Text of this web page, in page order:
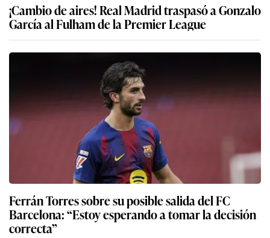
¡Cambio de aires! Real Madrid traspasó a Gonzalo
García al Fulham de la Premier League
Ferrán Torres sobre su posible salida del FC
Barcelona: “Estoy esperando a tomar la decisión
correcta”